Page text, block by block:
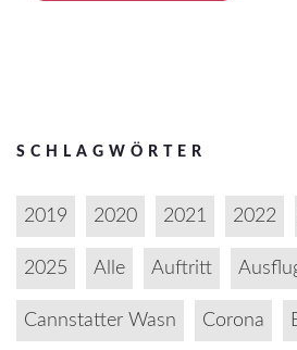
SCHLAGWÖRTER
2019 2020 2021 2022
2025 Alle Auftritt
Cannstatter Wasn Corona